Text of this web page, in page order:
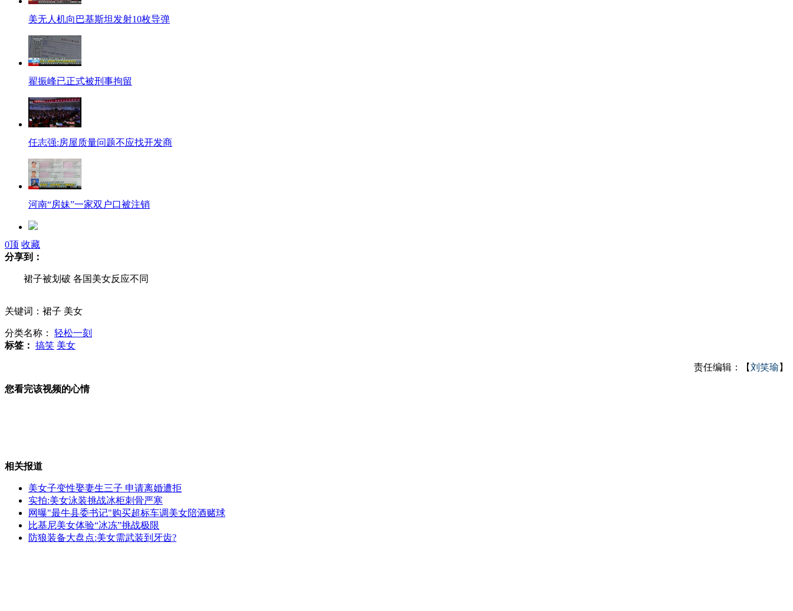
美无人机向巴基斯坦发射10枚导弹
翟振峰已正式被刑事拘留
任志强:房屋质量问题不应找开发商
河南“房妹”一家双户口被注销
济南1公里设10组红绿灯被称"陷阱群"
项城警方:严肃处理房妹事件违规民警
长治苯胺泄漏致邯郸一水库受影响
0顶 收藏
分享到：
裙子被划破 各国美女反应不同
关键词：裙子 美女
分类名称： 轻松一刻
标签： 搞笑 美女
责任编辑：【刘笑瑜 】
您看完该视频的心情
相关报道
美女子变性娶妻生三子 申请离婚遭拒
实拍:美女泳装挑战冰柜刺骨严寒
网曝"最牛县委书记"购买超标车调美女陪酒赌球
比基尼美女体验“冰冻”挑战极限
防狼装备大盘点:美女需武装到牙齿?